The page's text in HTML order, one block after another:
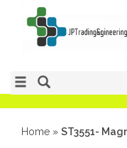
Home » ST3551-